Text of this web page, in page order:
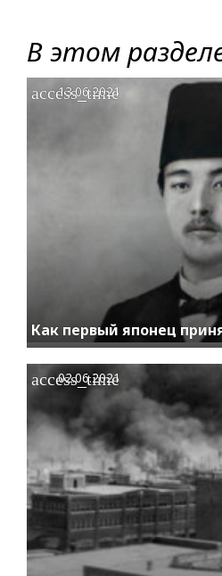
В этом
Как первый японец
access_time
13.06.2021
access_time
02.06.2021